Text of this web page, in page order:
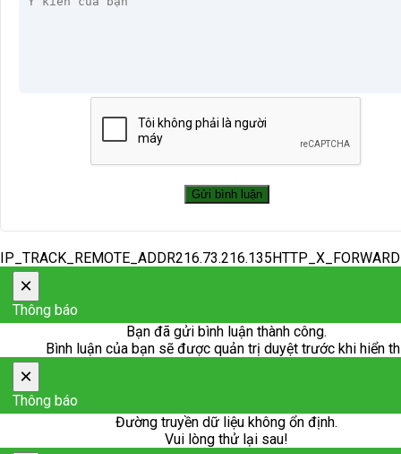
×
Thông báo
Bạn đã gửi bình luận thành công.
Bình luận của bạn sẽ được quản trị duyệt trước khi hiển
×
Thông báo
Đường truyền dữ liệu không ổn định.
Vui lòng thử lại sau!